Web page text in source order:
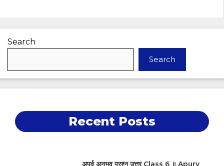
Search
Search
Recent Posts
अपूर्व अनुभव प्रश्न उत्तर Class 6 ॥ Apurv